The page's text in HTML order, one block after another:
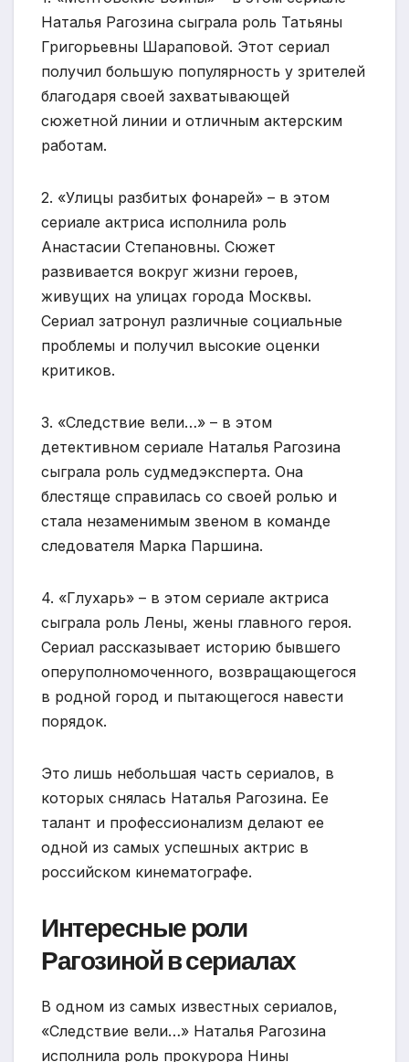
Наталья Рагозина сыграла роль Татьяны
Григорьевны Шараповой. Этот сериал
получил большую популярность у зрителей
благодаря своей захватывающей
сюжетной линии и отличным актерским
работам.
2. «Улицы разбитых фонарей» – в этом
сериале актриса исполнила роль
Анастасии Степановны. Сюжет
развивается вокруг жизни героев,
живущих на улицах города Москвы.
Сериал затронул различные социальные
проблемы и получил высокие оценки
критиков.
3. «Следствие вели…» – в этом
детективном сериале Наталья Рагозина
сыграла роль судмедэксперта. Она
блестяще справилась со своей ролью и
стала незаменимым звеном в команде
следователя Марка Паршина.
4. «Глухарь» – в этом сериале актриса
сыграла роль Лены, жены главного героя.
Сериал рассказывает историю бывшего
оперуполномоченного, возвращающегося
в родной город и пытающегося навести
порядок.
Это лишь небольшая часть сериалов, в
которых снялась Наталья Рагозина. Ее
талант и профессионализм делают ее
одной из самых успешных актрис в
российском кинематографе.
Интересные роли
Рагозиной в сериалах
В одном из самых известных сериалов,
«Следствие вели…» Наталья Рагозина
исполнила роль прокурора Нины